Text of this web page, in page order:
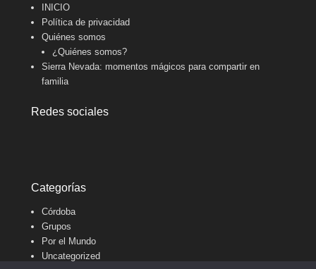
INICIO
Política de privacidad
Quiénes somos
¿Quiénes somos?
Sierra Nevada: momentos mágicos para compartir en
familia
Redes sociales
Categorías
Córdoba
Grupos
Por el Mundo
Uncategorized